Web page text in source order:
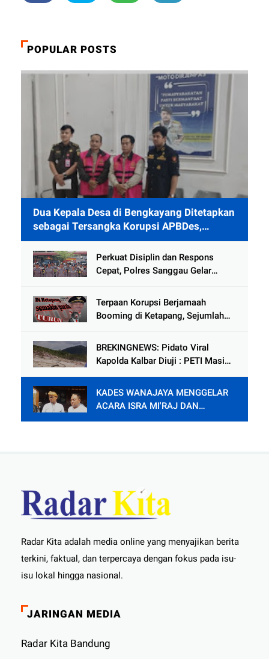
POPULAR POSTS
Dua Kepala Desa di Bengkayang Ditetapkan
sebagai Tersangka Korupsi APBDes,
Ditahan 40 Hari di Rutan
Perkuat Disiplin dan Respons
Cepat, Polres Sanggau Gelar
Hadapi Potensi Gangguan
Kamtibmas
Terpaan Korupsi Berjamaah
Booming di Ketapang, Sejumlah
Lingkaran
BREKINGNEWS: Pidato Viral
Kapolda Kalbar Diuji : PETI Masih
KADES WANAJAYA MENGGELAR
ACARA ISRA MI'RAJ DAN
SYUKURAN PENDOPO.
Radar Kita adalah media online yang menyajikan berita
terkini, faktual, dan terpercaya dengan fokus pada isu-
isu lokal hingga nasional.
JARINGAN MEDIA
Radar Kita Bandung